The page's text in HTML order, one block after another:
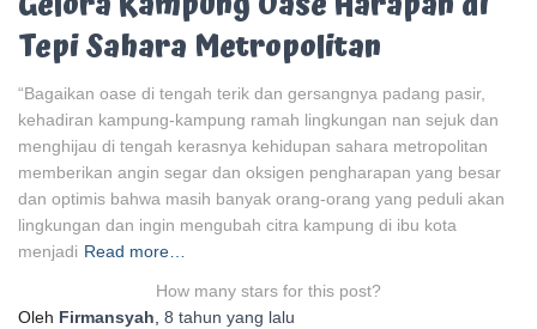
Tepi Sahara Metropolitan
“Bagaikan oase di tengah terik dan gersangnya padang pasir,
kehadiran kampung-kampung ramah lingkungan nan sejuk dan
menghijau di tengah kerasnya kehidupan sahara metropolitan
memberikan angin segar dan oksigen pengharapan yang besar
dan optimis bahwa masih banyak orang-orang yang peduli akan
lingkungan dan ingin mengubah citra kampung di ibu kota
menjadi Read more…
How many stars for this post?
Oleh Firmansyah, 8 tahun yang lalu